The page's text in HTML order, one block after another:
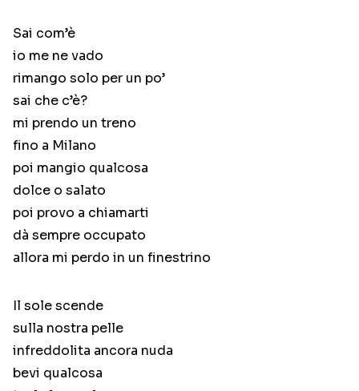
Sai com’è
io me ne vado
rimango solo per un po’
sai che c’è?
mi prendo un treno
fino a Milano
poi mangio qualcosa
dolce o salato
poi provo a chiamarti
dà sempre occupato
allora mi perdo in un finestrino
Il sole scende
sulla nostra pelle
infreddolita ancora nuda
bevi qualcosa